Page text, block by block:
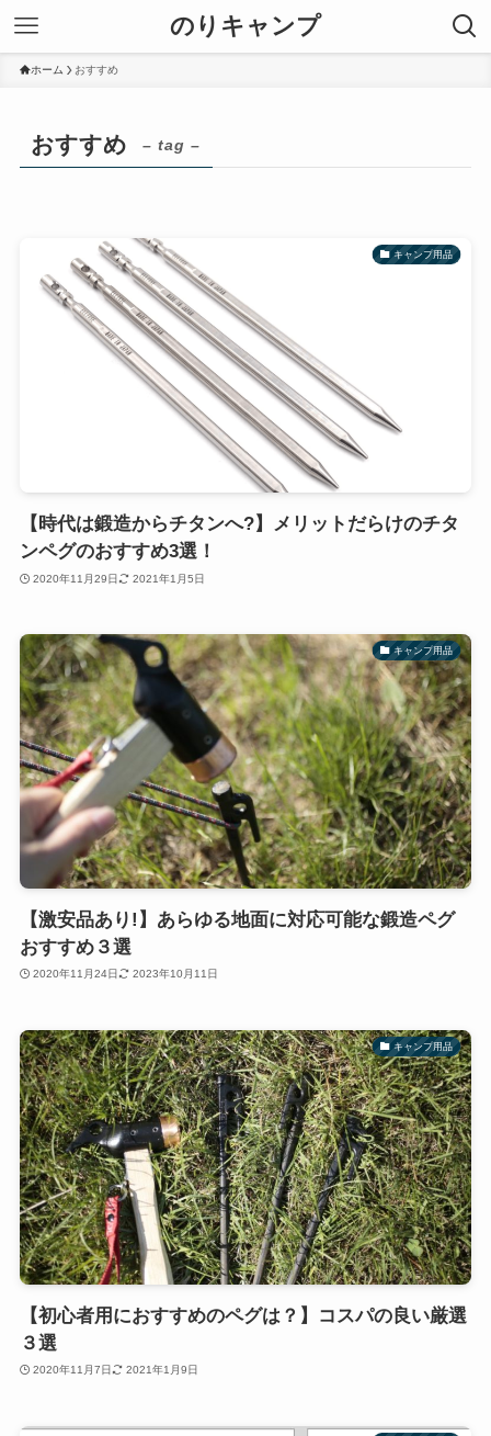
のりキャンプ
ホーム おすすめ
おすすめ – tag –
キャンプ用品
【時代は鍛造からチタンへ?】メリットだらけのチタ
ンペグのおすすめ3選！
2020年11月29日 2021年1月5日
キャンプ用品
【激安品あり!】あらゆる地面に対応可能な鍛造ペグ
おすすめ３選
2020年11月24日 2023年10月11日
キャンプ用品
【初心者用におすすめのペグは？】コスパの良い厳選
３選
2020年11月7日 2021年1月9日